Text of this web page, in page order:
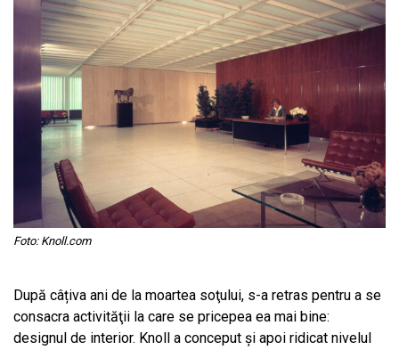
Foto: Knoll.com
După câțiva ani de la moartea soţului, s-a retras pentru a se
consacra activităţii la care se pricepea ea mai bine:
designul de interior. Knoll a conceput şi apoi ridicat nivelul